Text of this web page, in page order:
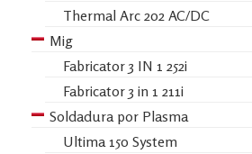
Thermal Arc 202 AC/DC
Mig
Fabricator 3 IN 1 252i
Fabricator 3 in 1 211i
Soldadura por Plasma
Ultima 150 System